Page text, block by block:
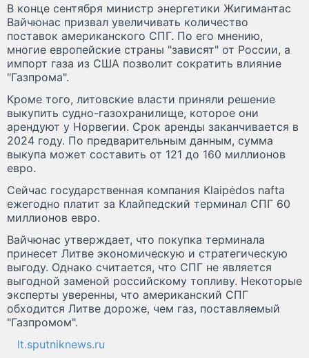
В конце сентября министр энергетики Жигимантас
Вайчюнас призвал увеличивать количество
поставок американского СПГ. По его мнению,
многие европейские страны "зависят" от России, а
импорт газа из США позволит сократить влияние
"Газпрома".
Кроме того, литовские власти приняли решение
выкупить судно-газохранилище, которое они
арендуют у Норвегии. Срок аренды заканчивается в
2024 году. По предварительным данным, сумма
выкупа может составить от 121 до 160 миллионов
евро.
Сейчас государственная компания Klaipėdos nafta
ежегодно платит за Клайпедский терминал СПГ 60
миллионов евро.
Вайчюнас утверждает, что покупка терминала
принесет Литве экономическую и стратегическую
выгоду. Однако считается, что СПГ не является
выгодной заменой российскому топливу. Некоторые
эксперты уверенны, что американский СПГ
обходится Литве дороже, чем газ, поставляемый
"Газпромом".
lt.sputniknews.ru